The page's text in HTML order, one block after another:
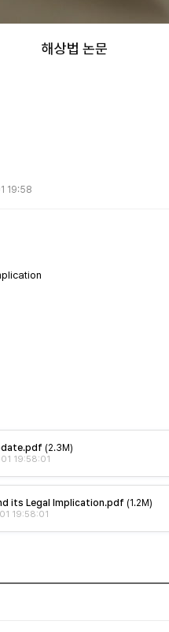
해상법 논문
19:58
(2.3M)
19:58:01
its Legal Implication.pdf (1.2M)
19:58:01